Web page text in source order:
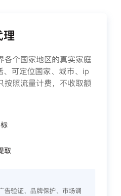
理
各个国家地区的真实家庭
、可定位国家、城市、ip
按照流量计费，不收取额
取
告验证、品牌保护、市场调